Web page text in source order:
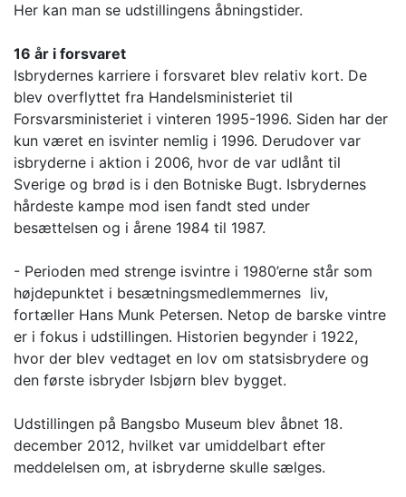
Her kan man se udstillingens åbningstider.
16 år i forsvaret
Isbrydernes karriere i forsvaret blev relativ kort. De
blev overflyttet fra Handelsministeriet til
Forsvarsministeriet i vinteren 1995-1996. Siden har der
kun været en isvinter nemlig i 1996. Derudover var
isbryderne i aktion i 2006, hvor de var udlånt til
Sverige og brød is i den Botniske Bugt. Isbrydernes
hårdeste kampe mod isen fandt sted under
besættelsen og i årene 1984 til 1987.
- Perioden med strenge isvintre i 1980’erne står som
højdepunktet i besætningsmedlemmernes liv,
fortæller Hans Munk Petersen. Netop de barske vintre
er i fokus i udstillingen. Historien begynder i 1922,
hvor der blev vedtaget en lov om statsisbrydere og
den første isbryder Isbjørn blev bygget.
Udstillingen på Bangsbo Museum blev åbnet 18.
december 2012, hvilket var umiddelbart efter
meddelelsen om, at isbryderne skulle sælges.